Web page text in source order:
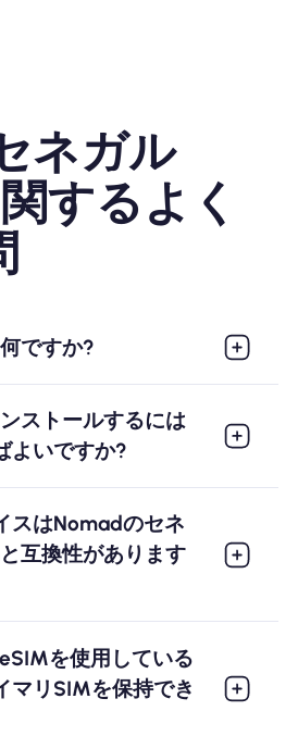
ネガル
するよく
ですか?
ストールするには
よいですか?
スはNomadのセネ
互換性があります
を使用している
マリSIMを保持でき